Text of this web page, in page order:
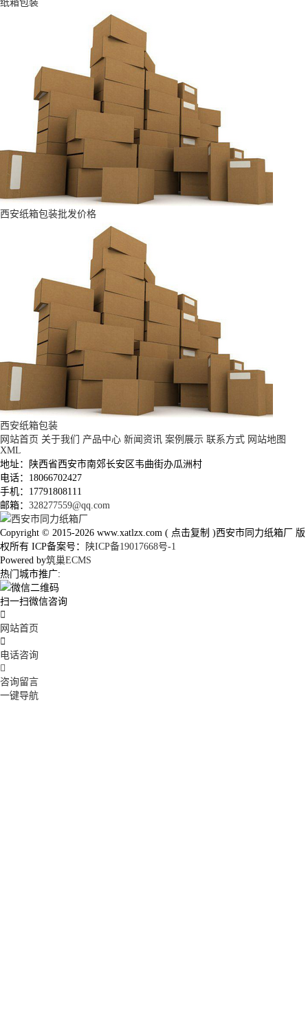
纸箱包装
西安纸箱包装批发价格
西安纸箱包装
网站首页 关于我们 产品中心 新闻资讯 案例展示 联系方式 网站地图
XML
地址：陕西省西安市南郊长安区韦曲街办瓜洲村
电话：18066702427
手机：17791808111
邮箱： 328277559@qq.com
Copyright © 2015-2026 www.xatlzx.com ( 点击复制 )西安市同力纸箱厂 版
权所有 ICP备案号：
陕ICP备19017668号-1
Powered by筑巢ECMS
热门城市推广:
扫一扫微信咨询

网站首页

电话咨询

咨询留言
一键导航